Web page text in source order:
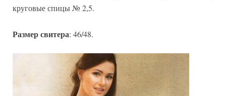
круговые спицы № 2,5.
Размер свитера: 46/48.